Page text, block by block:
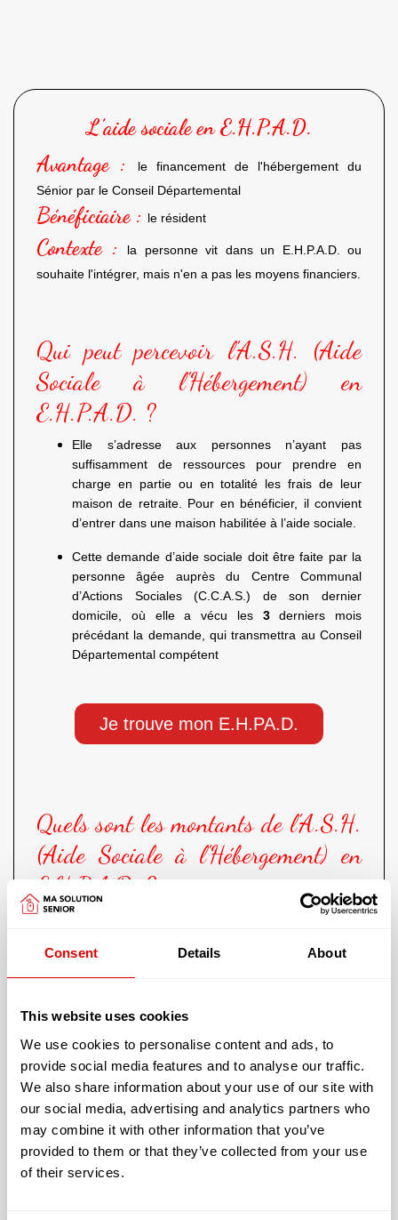
Consent Details About
This website uses cookies
We use cookies to personalise content and ads, to
provide social media features and to analyse our traffic.
We also share information about your use of our site with
our social media, advertising and analytics partners who
may combine it with other information that you’ve
provided to them or that they’ve collected from your use
of their services.
L’aide sociale en E.H.P.A.D.
Avantage :
le financement de l'hébergement du
Sénior par le Conseil Départemental
Bénéficiaire : le résident
Contexte :
la personne vit dans un E.H.P.A.D. ou
souhaite l'intégrer, mais n'en a pas les moyens financiers.
Qui peut percevoir l'A.S.H. (Aide
Sociale à l'Hébergement) en
E.H.P.A.D. ?
Elle s’adresse aux personnes n’ayant pas
suffisamment de ressources pour prendre en
charge en partie ou en totalité les frais de leur
maison de retraite. Pour en bénéficier, il convient
d’entrer dans une maison habilitée à l’aide sociale.
Cette demande d’aide sociale doit être faite par la
personne âgée auprès du Centre Communal
d’Actions Sociales (C.C.A.S.) de son dernier
domicile, où elle a vécu les 3derniers mois
précédant la demande, qui transmettra au Conseil
Départemental compétent
Je trouve mon E.H.PA.D.
Quels sont les montants de l'A.S.H.
(Aide Sociale à l'Hébergement) en
E.H.P.A.D. ?
Le Conseil Départemental paie la différence entre
contribution de la personne, voire de ses obligés
alimentaires,
Etant bénéficiaire de l’aide sociale à l‘hébergement
minimale lui sera automatiquement laissée pour
vivre. Cette somme ne peut être inférieure au
montant de l’A.S.P.A. (Allocation de solidarité aux
personnes âgées) soit 800 € par mois
en 2015.LeConseil Départementalfixe le montant
de l’aide sociale à l’hébergement en fonction de la
situation de la personne :